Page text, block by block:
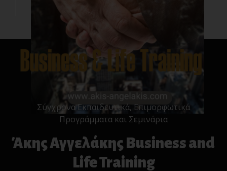
Σύγχρονα Εκπαιδευτικά, Επιμορφωτικά
Προγράμματα και Σεμινάρια
Άκης Αγγελάκης Business and
Life Training